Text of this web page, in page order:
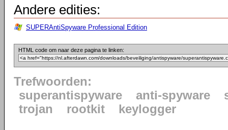
Andere edities:
SUPERAntiSpyware Professional Edition
HTML code om naar deze pagina te linken:
Trefwoorden:
superantispyware
anti-spyware
trojan
rootkit keylogger